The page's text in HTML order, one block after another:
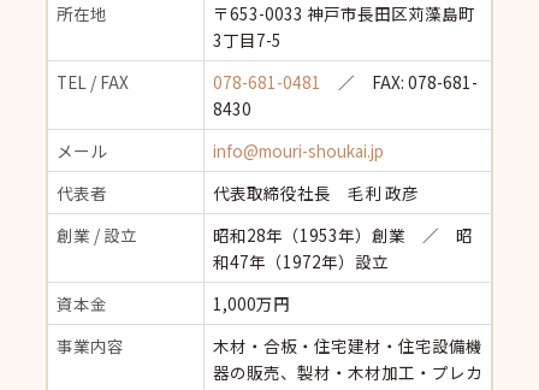
所在地
〒653-0033 神戸市長田区苅藻島町
3丁目7-5
TEL / FAX
078-681-0481 ／ FAX: 078-681-
8430
メール
info@mouri-shoukai.jp
代表者
代表取締役社長 毛利 政彦
創業 / 設立
昭和28年（1953年）創業 ／ 昭
和47年（1972年）設立
資本金
1,000万円
事業内容
木材・合板・住宅建材・住宅設備機
器の販売、製材・木材加工・プレカ